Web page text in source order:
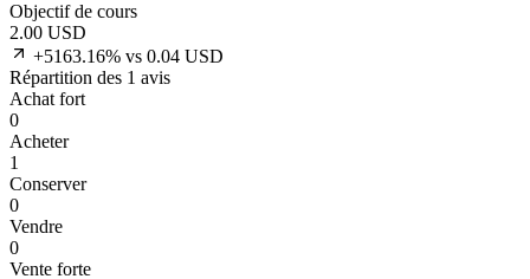
Objectif de cours
2.00 USD
+5163.16% vs 0.04 USD
Répartition des 1 avis
Achat fort
0
Acheter
1
Conserver
0
Vendre
0
Vente forte